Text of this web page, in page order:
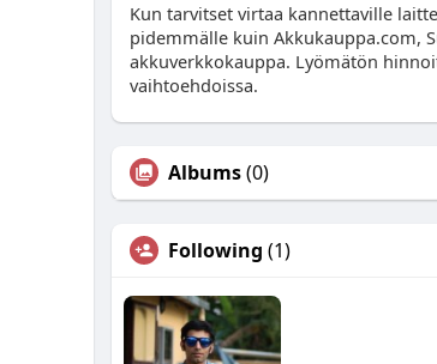
Kun tarvitset virtaa kannettaville
pidemmälle kuin Akkukauppa.com,
akkuverkkokauppa. Lyömätön
vaihtoehdoissa.
Albums(0)
Following (1)